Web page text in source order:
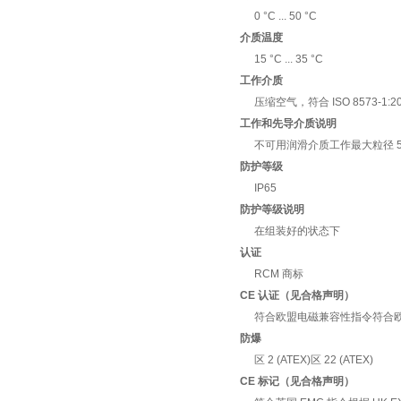
0 °C ... 50 °C
介质温度
15 °C ... 35 °C
工作介质
压缩空气，符合 ISO 8573-
工作和先导介质说明
不可用润滑介质工作最大粒径
防护等级
IP65
防护等级说明
在组装好的状态下
认证
RCM 商标
CE 认证（见合格声明）
符合欧盟电磁兼容性指令符合
防爆
区 2 (ATEX)区 22 (ATEX)
CE 标记（见合格声明）